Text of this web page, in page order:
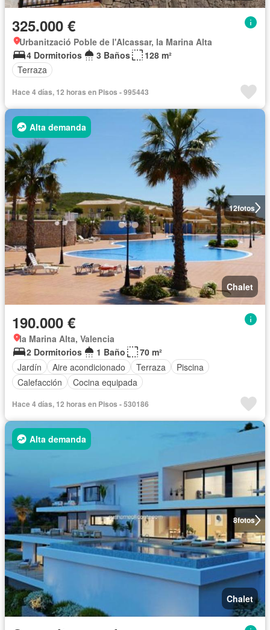
325.000 €
Urbanització Poble de l'Alcassar, la Marina Alta
4 Dormitorios
3 Baños
128 m²
Terraza
Hace 4 días, 12 horas en Pisos - 995443
12fotos
Alta demanda
Chalet
190.000 €
la Marina Alta, Valencia
2 Dormitorios
1 Baño
70 m²
Jardín
Aire acondicionado Terraza
Piscina
Calefacción
Cocina equipada
Hace 4 días, 12 horas en Pisos - 530186
8fotos
Alta demanda
Chalet